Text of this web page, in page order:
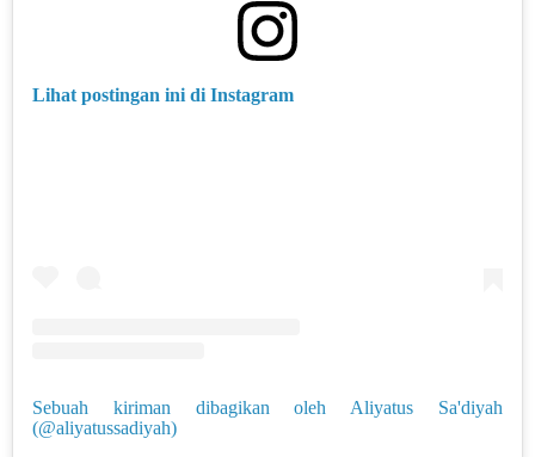
Lihat postingan ini di Instagram
Sebuah kiriman dibagikan oleh Aliyatus Sa'diyah
(@aliyatussadiyah)